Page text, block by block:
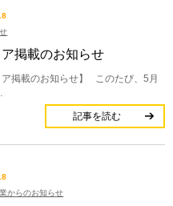
掲載のお知らせ
ア掲載のお知らせ】 このたび、5月
記事を読む
からのお知らせ